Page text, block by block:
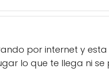
por internet y
lo que te llega ni